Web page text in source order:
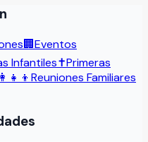
🏢Eventos
Infantiles✝️Primeras
Reuniones Familiares